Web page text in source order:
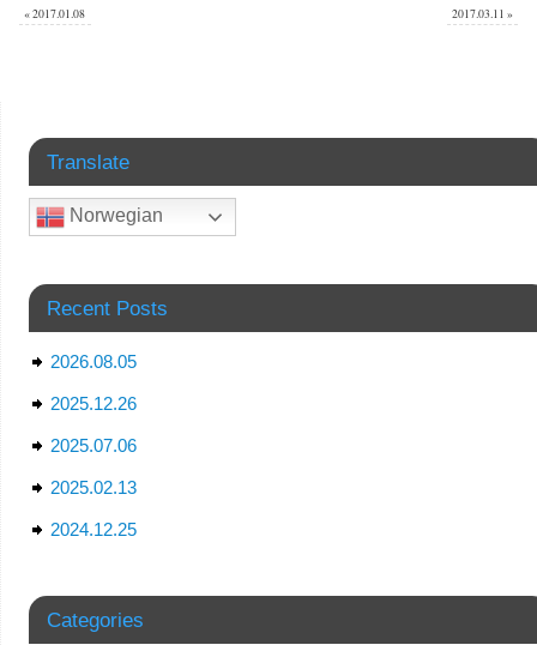
«2017.01.08 2017.03.11 »
Translate
Norwegian
Recent Posts
2026.08.05
2025.12.26
2025.07.06
2025.02.13
2024.12.25
Categories